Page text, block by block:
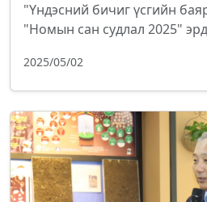
"Үндэсний бичиг үсгийн
"Номын сан судлал 2025"
2025/05/02